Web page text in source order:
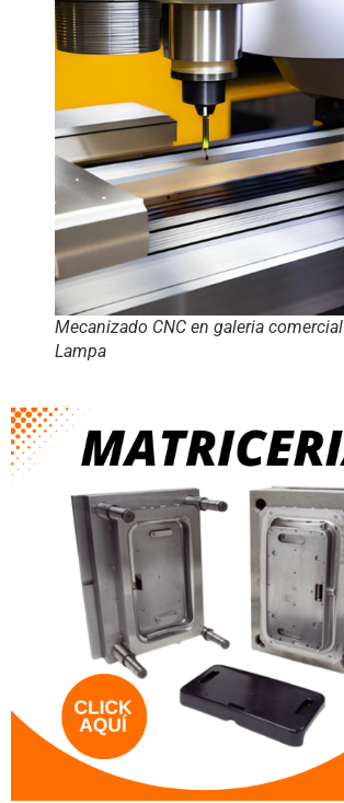
Mecanizado CNC en galeria comercial
Lampa